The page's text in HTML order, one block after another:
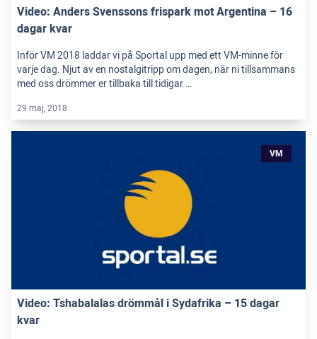
Video: Anders Svenssons frispark mot Argentina – 16
dagar kvar
Inför VM 2018 laddar vi på Sportal upp med ett VM-minne för
varje dag. Njut av en nostalgitripp om dagen, när ni tillsammans
med oss drömmer er tillbaka till tidigar …
29 maj, 2018
VM
Video: Tshabalalas drömmål i Sydafrika – 15 dagar
kvar